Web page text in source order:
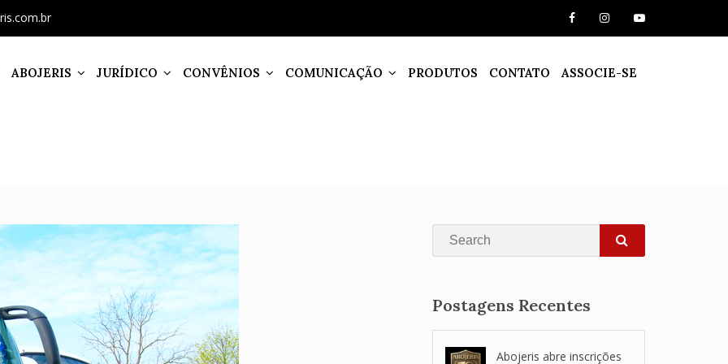
ABOJERIS JURÍDICO CONVÊNIOS COMUNICAÇÃO PRODUTOS CONTATO ASSOCIE-SE
Search
SEARCH
Postagens Recentes
Abojeris abre inscrições